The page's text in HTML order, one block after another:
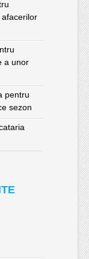
a unor
pentru
sezon